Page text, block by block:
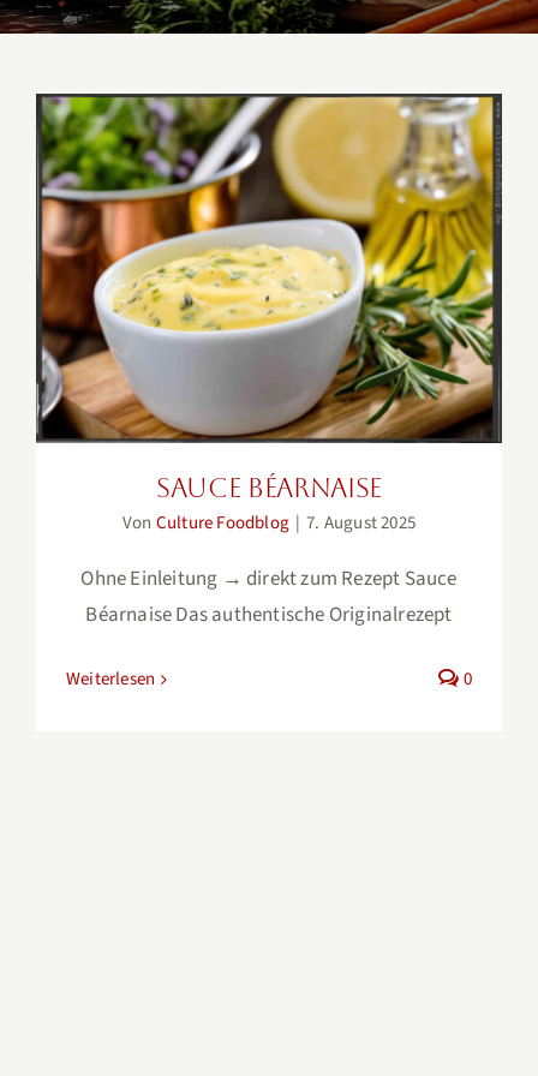
Sauce Béarnaise
Sauce Béarnaise
Von Culture Foodblog | 7. August 2025
Ohne Einleitung → direkt zum Rezept Sauce
Béarnaise Das authentische Originalrezept
Weiterlesen 0